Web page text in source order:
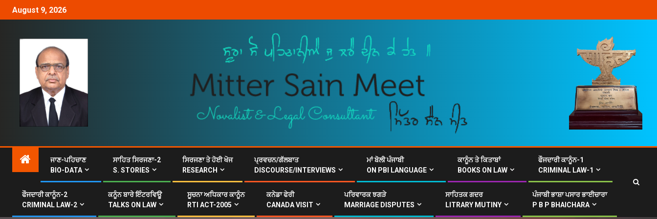
August 9, 2026
ਜਾਣ-ਪਹਿਚਾਣ
BIO-DATA
ਸਾਹਿਤ ਸਿਰਜਣਾ-2
S. STORIES
ਸਿਰਜਣਾ ਤੇ ਹੋਈ ਖੋਜ
RESEARCH
ਪ੍ਰਵਚਨ/ਗੱਲਬਾਤ
DISCOURSE/INTERVIEWS
ਮਾਂ ਬੋਲੀ ਪੰਜਾਬੀ
ON PBI LANGUAGE
ਕਾਨੂੰਨ ਤੇ ਕਿਤਾਬਾਂ
BOOKS ON LAW
ਫੌਜਦਾਰੀ ਕਾਨੂੰਨ-1
CRIMINAL LAW-1
ਫੌਜਦਾਰੀ ਕਾਨੂੰਨ-2
CRIMINAL LAW-2
ਕਨੂੰਨ ਬਾਰੇ ਇੰਟਰਵਿਊ
TALKS ON LAW
ਸੂਚਨਾ ਅਧਿਕਾਰ ਕਾਨੂੰਨ
RTI ACT-2005
ਕਨੇਡਾ ਫੇਰੀ
CANADA VISIT
ਪਰਿਵਾਰਕ ਝਗੜੇ
MARRIAGE DISPUTES
ਸਾਹਿਤਕ ਗਦਰ
LITRARY MUTINY
ਪੰਜਾਬੀ ਭਾਸ਼ਾ ਪਸਾਰ ਭਾਈਚਾਰਾ
P B P BHAICHARA